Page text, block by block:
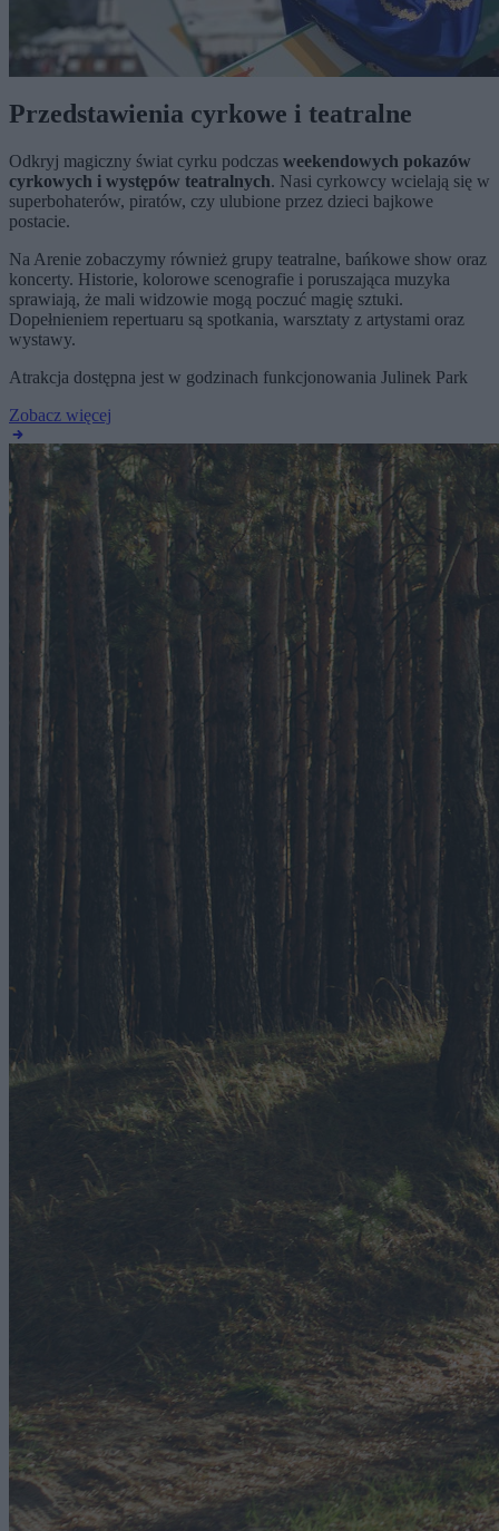
Przedstawienia cyrkowe i teatralne
Odkryj magiczny świat cyrku podczas weekendowych pokazów
cyrkowych i występów teatralnych. Nasi cyrkowcy wcielają się w
superbohaterów, piratów, czy ulubione przez dzieci bajkowe
postacie.
Na Arenie zobaczymy również grupy teatralne, bańkowe show oraz
koncerty. Historie, kolorowe scenografie i poruszająca muzyka
sprawiają, że mali widzowie mogą poczuć magię sztuki.
Dopełnieniem repertuaru są spotkania, warsztaty z artystami oraz
wystawy.
Atrakcja dostępna jest w godzinach funkcjonowania Julinek Park
Zobacz więcej